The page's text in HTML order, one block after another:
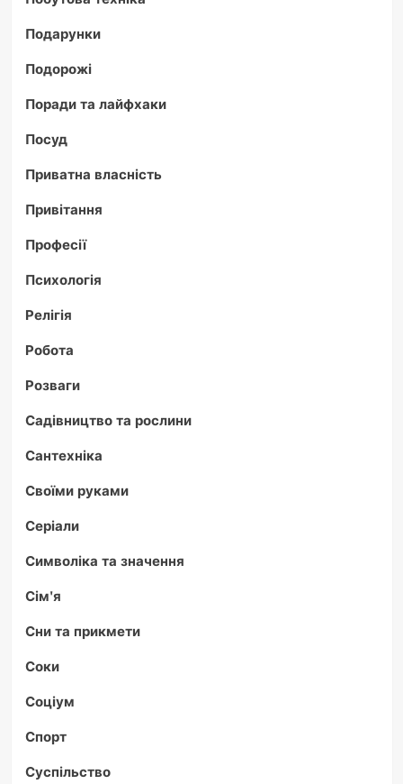
Подарунки
Подорожі
Поради та лайфхаки
Посуд
Приватна власність
Привітання
Професії
Психологія
Релігія
Робота
Розваги
Садівництво та рослини
Сантехніка
Своїми руками
Серіали
Символіка та значення
Сім'я
Сни та прикмети
Соки
Соціум
Спорт
Суспільство